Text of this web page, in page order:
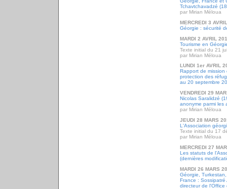
Tchavtchavadzé
par Mirian Méloua
MERCREDI 3
Géorgie : sécurité
MARDI 2 AVRIL
Tourisme en
Texte initial du 21
par Mirian Méloua
LUNDI 1er AVRIL
Rapport de
protection des
au 20 septembre
VENDREDI 29
Nicolas Saralidzé
anonyme parmi les
par Mirian Méloua
JEUDI 28 MARS
L'Association
Texte initial du 17
par Mirian Méloua
MERCREDI 27
Les statuts de
(dernières
MARDI 26 MARS
Géorgie,
France :
directeur de l'Office